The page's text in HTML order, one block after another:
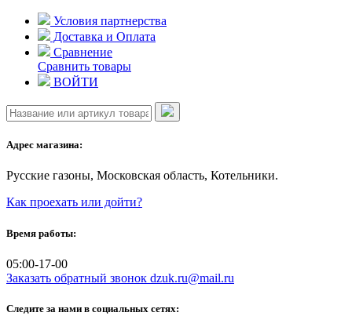
Skip
content
Условия партнерства
Доставка и Оплата
Сравнение
Сравнить товары
ВОЙТИ
Адрес магазина:
Русские газоны, Московская область, Котельники.
Как проехать или дойти?
Время работы:
05:00-17-00
Заказать обратный звонок dzuk.ru@mail.ru
Следите за нами в социальных сетях: